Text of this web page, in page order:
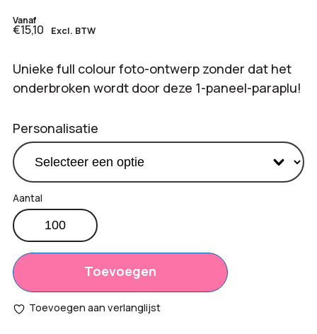
Vanaf
€15,10 Excl. BTW
Unieke full colour foto-ontwerp zonder dat het
onderbroken wordt door deze 1-paneel-paraplu!
Personalisatie
Productprijs:
Totaal
opties:
€0,00
Full
color
paraplu
aantal
Toevoegen
Toevoegen aan verlanglijst